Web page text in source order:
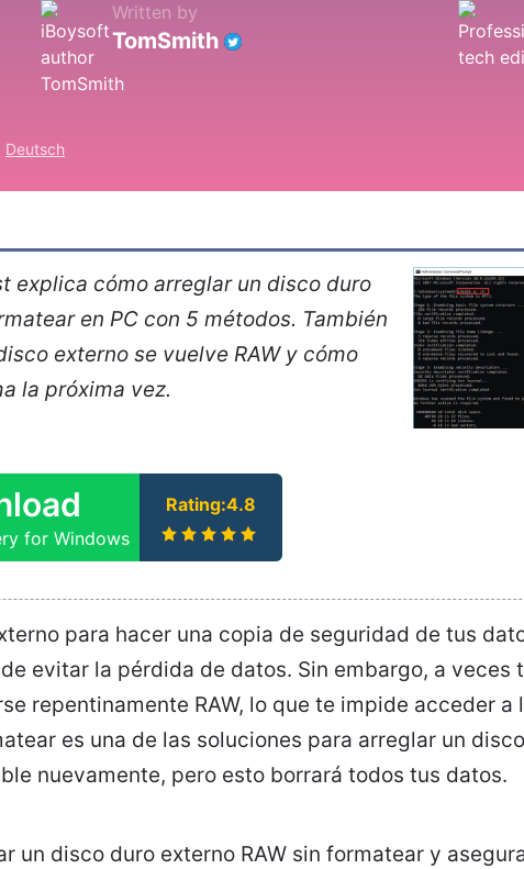
Written by
TomSmith
Deutsch
explica cómo arreglar un disco duro
en PC con 5 métodos. También
externo se vuelve RAW y cómo
la próxima vez.
for Windows
Rating:4.8
para hacer una copia de seguridad de tus
evitar la pérdida de datos. Sin embargo, a veces
repentinamente RAW, lo que te impide acceder a
es una de las soluciones para arreglar un
nuevamente, pero esto borrará todos tus datos.
un disco duro externo RAW sin formatear y